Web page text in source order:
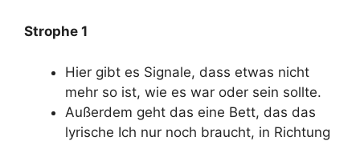
Strophe 1
Hier gibt es Signale, dass etwas nicht
mehr so ist, wie es war oder sein sollte.
Außerdem geht das eine Bett, das das
lyrische Ich nur noch braucht, in Richtung